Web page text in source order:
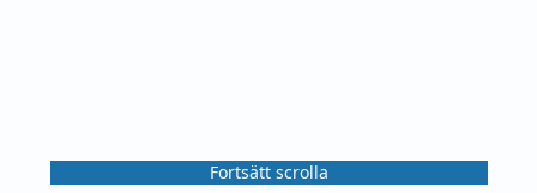
Fortsätt scrolla